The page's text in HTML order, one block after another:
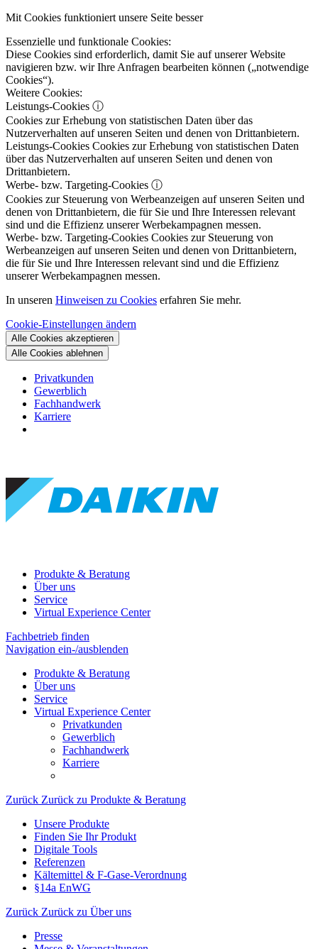
Mit Cookies funktioniert unsere Seite besser
Essenzielle und funktionale Cookies:
Diese Cookies sind erforderlich, damit Sie auf unserer Website
navigieren bzw. wir Ihre Anfragen bearbeiten können („notwendige
Cookies“).
Weitere Cookies:
Leistungs-Cookies ⓘ
Cookies zur Erhebung von statistischen Daten über das
Nutzerverhalten auf unseren Seiten und denen von Drittanbietern.
Leistungs-Cookies Cookies zur Erhebung von statistischen Daten
über das Nutzerverhalten auf unseren Seiten und denen von
Drittanbietern.
Werbe- bzw. Targeting-Cookies ⓘ
Cookies zur Steuerung von Werbeanzeigen auf unseren Seiten und
denen von Drittanbietern, die für Sie und Ihre Interessen relevant
sind und die Effizienz unserer Werbekampagnen messen.
Werbe- bzw. Targeting-Cookies Cookies zur Steuerung von
Werbeanzeigen auf unseren Seiten und denen von Drittanbietern,
die für Sie und Ihre Interessen relevant sind und die Effizienz
unserer Werbekampagnen messen.
In unseren Hinweisen zu Cookies erfahren Sie mehr.
Cookie-Einstellungen ändern
Alle Cookies akzeptieren
Alle Cookies ablehnen
Privatkunden
Gewerblich
Fachhandwerk
Karriere
Produkte & Beratung
Über uns
Service
Virtual Experience Center
Fachbetrieb finden
Navigation ein-/ausblenden
Produkte & Beratung
Über uns
Service
Virtual Experience Center
Privatkunden
Gewerblich
Fachhandwerk
Karriere
Zurück Zurück zu Produkte & Beratung
Unsere Produkte
Finden Sie Ihr Produkt
Digitale Tools
Referenzen
Kältemittel & F-Gase-Verordnung
§14a EnWG
Zurück Zurück zu Über uns
Presse